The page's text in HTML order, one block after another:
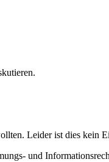
Leider ist dies kein
und